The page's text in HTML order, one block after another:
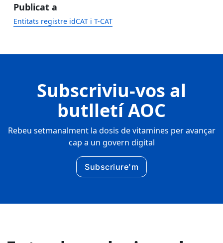
Publicat a
Entitats registre idCAT i T-CAT
Subscriviu-vos al
butlletí AOC
Rebeu setmanalment la dosis de vitamines per avançar
cap a un govern digital
Subscriure'm